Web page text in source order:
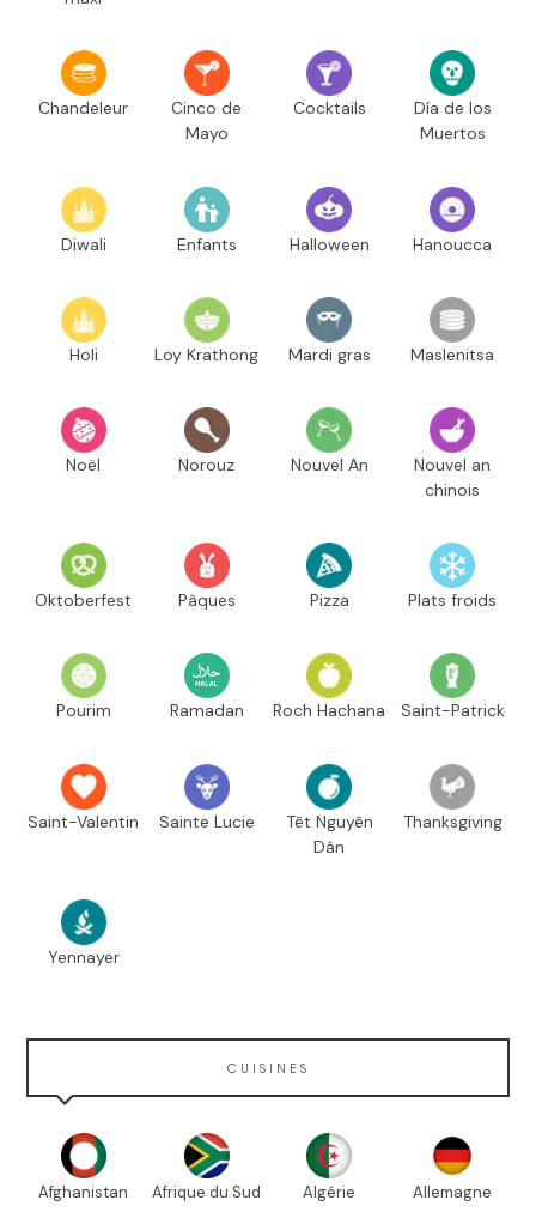
Chandeleur
Cinco de
Mayo
Cocktails
Día de los
Muertos
Diwali Enfants Halloween Hanoucca
Holi Loy Krathong Mardi gras Maslenitsa
Noël Norouz Nouvel An
Nouvel an
chinois
Oktoberfest Pâques Pizza Plats froids
Pourim Ramadan Roch Hachana Saint-Patrick
Saint-Valentin Sainte Lucie
Têt Nguyên
Dán
Thanksgiving
Yennayer
CUISINES
Afghanistan Afrique du Sud Algérie Allemagne